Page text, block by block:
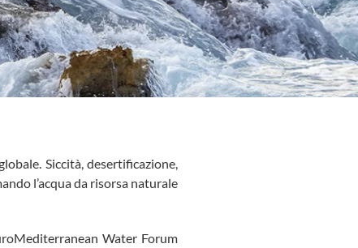
Siccità, desertificazione,
l’acqua da risorsa naturale
Water Forum